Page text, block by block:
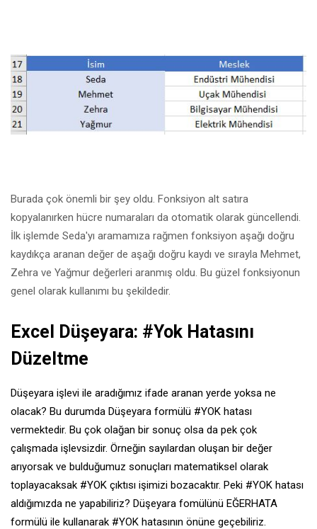
Burada çok önemli bir şey oldu. Fonksiyon alt satıra
kopyalanırken hücre numaraları da otomatik olarak güncellendi.
İlk işlemde Seda'yı aramamıza rağmen fonksiyon aşağı doğru
kaydıkça aranan değer de aşağı doğru kaydı ve sırayla Mehmet,
Zehra ve Yağmur değerleri aranmış oldu. Bu güzel fonksiyonun
genel olarak kullanımı bu şekildedir.
Excel Düşeyara: #Yok Hatasını
Düzeltme
Düşeyara işlevi ile aradığımız ifade aranan yerde yoksa ne
olacak? Bu durumda Düşeyara formülü #YOK hatası
vermektedir. Bu çok olağan bir sonuç olsa da pek çok
çalışmada işlevsizdir. Örneğin sayılardan oluşan bir değer
arıyorsak ve bulduğumuz sonuçları matematiksel olarak
toplayacaksak #YOK çıktısı işimizi bozacaktır. Peki #YOK hatası
aldığımızda ne yapabiliriz? Düşeyara fomülünü EĞERHATA
formülü ile kullanarak #YOK hatasının önüne geçebiliriz.